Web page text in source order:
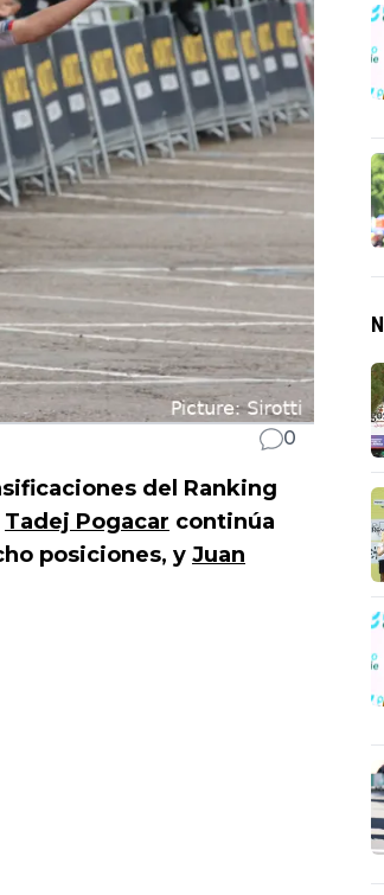
0
del Ranking
Tadej Pogacar continúa
posiciones, y Juan